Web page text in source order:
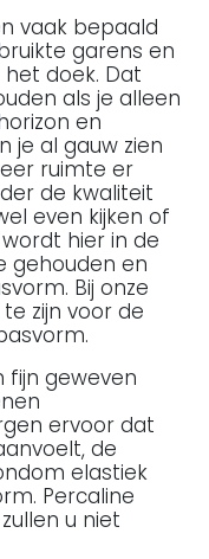
vaak bepaald
garens en
doek. Dat
als je alleen
en
je al gauw zien
ruimte er
de kwaliteit
even kijken of
wordt hier in de
gehouden en
Bij onze
zijn voor de
fijn geweven
ervoor dat
de
elastiek
Percaline
u niet